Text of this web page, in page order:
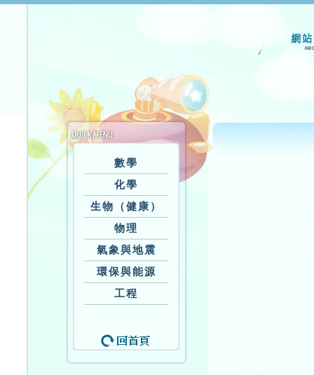
數學
化學
生物（健康）
物理
氣象與地震
環保與能源
工程